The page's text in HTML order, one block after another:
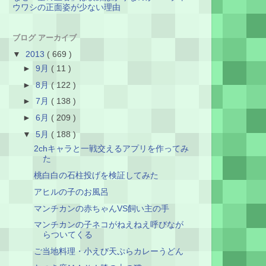
ウワシの正面姿が少ない理由
ブログ アーカイブ
▼ 2013 ( 669 )
►9月 ( 11 )
►8月 ( 122 )
►7月 ( 138 )
►6月 ( 209 )
▼5月 ( 188 )
2chキャラと一戦交えるアプリを作ってみ
た
桃白白の石柱投げを検証してみた
アヒルの子のお風呂
マンチカンの赤ちゃんVS飼い主の手
マンチカンの子ネコがねえねえ呼びなが
らついてくる
ご当地料理・小えび天ぷらカレーうどん